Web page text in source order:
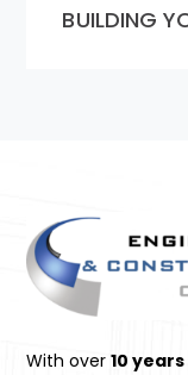
BUILDING
With over10 years